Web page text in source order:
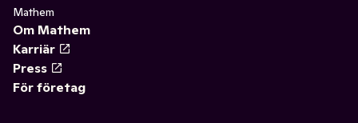
Mathem
Om Mathem
Karriär
Press
För företag